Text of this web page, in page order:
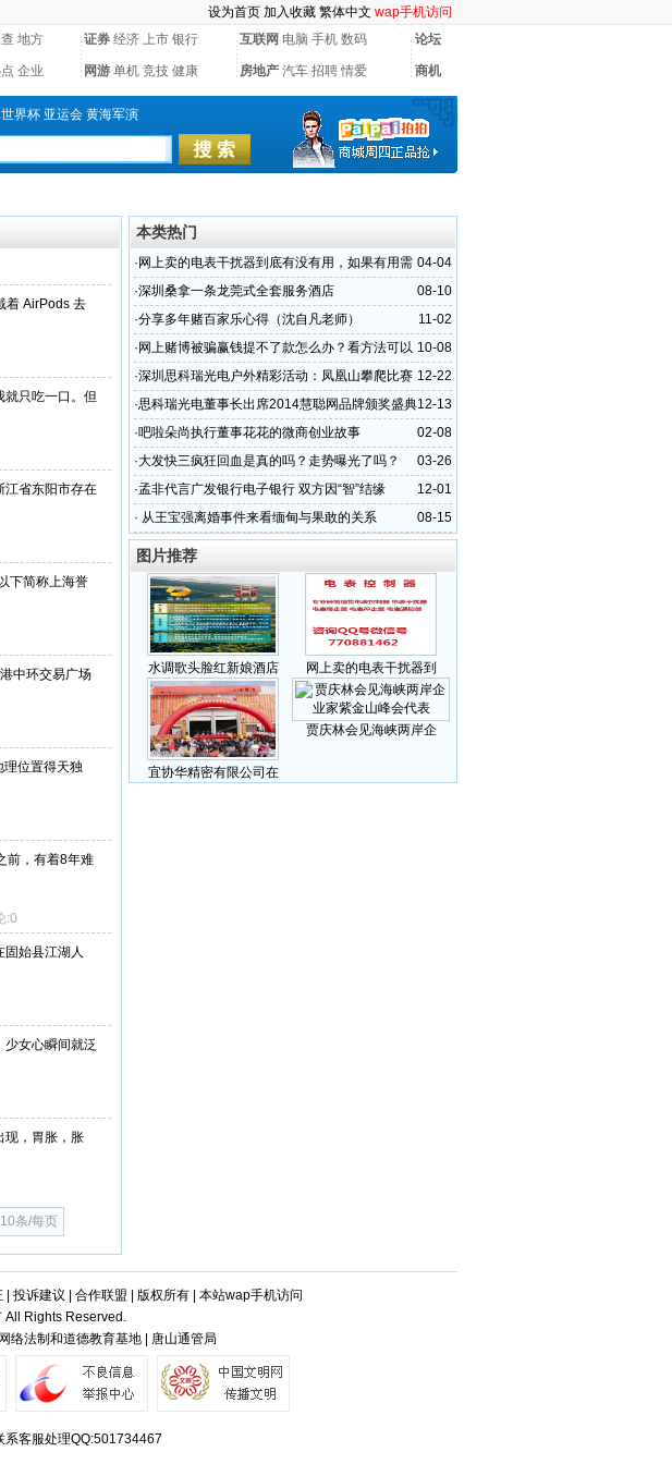
设为首页 加入收藏 繁体中文 wap手机访问
地方 证券 经济 上市 银行 互联网 电脑 手机 数码 论坛
企业 网游 单机 竞技 健康 房地产 汽车 招聘 情爱 商机
界杯 亚运会 黄海军演
着 AirPods 去
就只吃一口。但
江省东阳市存在
下简称上海誉
中环交易广场
理位置得天独
前，有着8年难
:0
始县江湖人
女心瞬间就泛
现，胃胀，胀
条/每页
本类热门
04-04
· 网上卖的电表干扰器到底有没有用，如果有用需
要多少钱可以买到
08-10
·深圳桑拿一条龙莞式全套服务酒店
11-02
·分享多年赌百家乐心得（沈自凡老师）
10-08
· 网上赌博被骗赢钱提不了款怎么办？看方法可以
出款和识别假网
12-22
·深圳思科瑞光电户外精彩活动：凤凰山攀爬比赛
12-13
·思科瑞光电董事长出席2014慧聪网品牌颁奖盛典
（组图）
02-08
·吧啦朵尚执行董事花花的微商创业故事
03-26
·大发快三疯狂回血是真的吗？走势曝光了吗？
12-01
·孟非代言广发银行电子银行 双方因“智”结缘
08-15
· 从王宝强离婚事件来看缅甸与果敢的关系
图片推荐
水调歌头脸红新娘酒店 网上卖的电表干扰器到
宜协华精密有限公司在
贾庆林会见海峡两岸企
| 投诉建议 合作联盟 版权所有| 本站wap手机访问
All Rights Reserved.
络法制和道德教育基地 | 唐山通管局
系客服处理QQ:501734467